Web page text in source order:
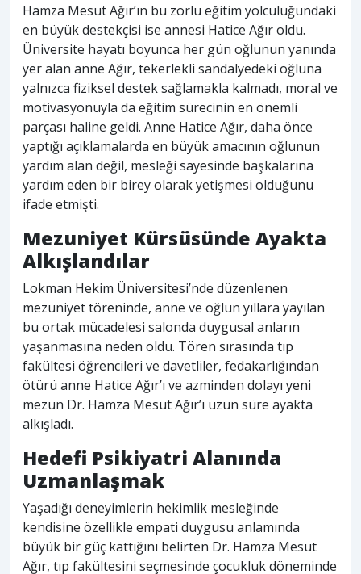
Hamza Mesut Ağır’ın bu zorlu eğitim yolculuğundaki
en büyük destekçisi ise annesi Hatice Ağır oldu.
Üniversite hayatı boyunca her gün oğlunun yanında
yer alan anne Ağır, tekerlekli sandalyedeki oğluna
yalnızca fiziksel destek sağlamakla kalmadı, moral ve
motivasyonuyla da eğitim sürecinin en önemli
parçası haline geldi. Anne Hatice Ağır, daha önce
yaptığı açıklamalarda en büyük amacının oğlunun
yardım alan değil, mesleği sayesinde başkalarına
yardım eden bir birey olarak yetişmesi olduğunu
ifade etmişti.
Mezuniyet Kürsüsünde Ayakta
Alkışlandılar
Lokman Hekim Üniversitesi’nde düzenlenen
mezuniyet töreninde, anne ve oğlun yıllara yayılan
bu ortak mücadelesi salonda duygusal anların
yaşanmasına neden oldu. Tören sırasında tıp
fakültesi öğrencileri ve davetliler, fedakarlığından
ötürü anne Hatice Ağır’ı ve azminden dolayı yeni
mezun Dr. Hamza Mesut Ağır’ı uzun süre ayakta
alkışladı.
Hedefi Psikiyatri Alanında
Uzmanlaşmak
Yaşadığı deneyimlerin hekimlik mesleğinde
kendisine özellikle empati duygusu anlamında
büyük bir güç kattığını belirten Dr. Hamza Mesut
Ağır, tıp fakültesini seçmesinde çocukluk döneminde